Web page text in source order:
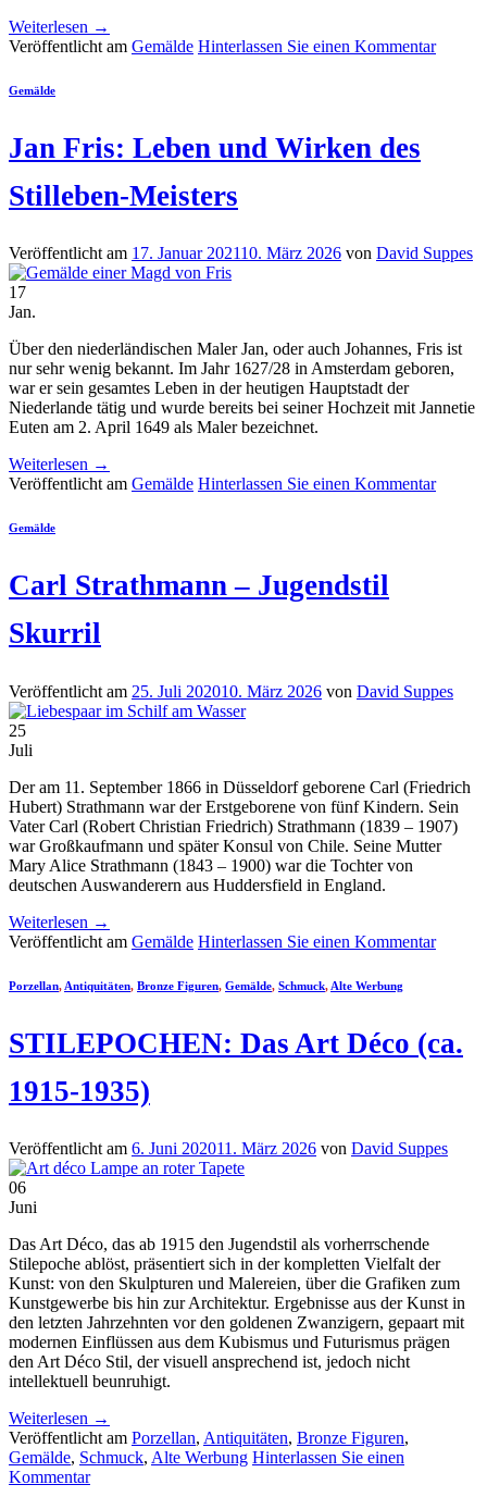
Weiterlesen →
Veröffentlicht am Gemälde Hinterlassen Sie einen Kommentar
Gemälde
Jan Fris: Leben und Wirken des
Stilleben-Meisters
Veröffentlicht am 17. Januar 202110. März 2026 von David Suppes
17
Jan.
Über den niederländischen Maler Jan, oder auch Johannes, Fris ist
nur sehr wenig bekannt. Im Jahr 1627/28 in Amsterdam geboren,
war er sein gesamtes Leben in der heutigen Hauptstadt der
Niederlande tätig und wurde bereits bei seiner Hochzeit mit Jannetie
Euten am 2. April 1649 als Maler bezeichnet.
Weiterlesen →
Veröffentlicht am Gemälde Hinterlassen Sie einen Kommentar
Gemälde
Carl Strathmann – Jugendstil
Skurril
Veröffentlicht am 25. Juli 202010. März 2026 von David Suppes
25
Juli
Der am 11. September 1866 in Düsseldorf geborene Carl (Friedrich
Hubert) Strathmann war der Erstgeborene von fünf Kindern. Sein
Vater Carl (Robert Christian Friedrich) Strathmann (1839 – 1907)
war Großkaufmann und später Konsul von Chile. Seine Mutter
Mary Alice Strathmann (1843 – 1900) war die Tochter von
deutschen Auswanderern aus Huddersfield in England.
Weiterlesen →
Veröffentlicht am Gemälde Hinterlassen Sie einen Kommentar
Porzellan, Antiquitäten, Bronze Figuren, Gemälde, Schmuck, Alte Werbung
STILEPOCHEN: Das Art Déco (ca.
1915-1935)
Veröffentlicht am 6. Juni 202011. März 2026 von David Suppes
06
Juni
Das Art Déco, das ab 1915 den Jugendstil als vorherrschende
Stilepoche ablöst, präsentiert sich in der kompletten Vielfalt der
Kunst: von den Skulpturen und Malereien, über die Grafiken zum
Kunstgewerbe bis hin zur Architektur. Ergebnisse aus der Kunst in
den letzten Jahrzehnten vor den goldenen Zwanzigern, gepaart mit
modernen Einflüssen aus dem Kubismus und Futurismus prägen
den Art Déco Stil, der visuell ansprechend ist, jedoch nicht
intellektuell beunruhigt.
Weiterlesen →
Veröffentlicht am Porzellan, Antiquitäten, Bronze Figuren,
Gemälde, Schmuck, Alte Werbung Hinterlassen Sie einen
Kommentar